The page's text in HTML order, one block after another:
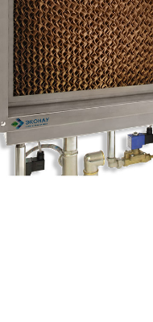
ВОЗДУХА